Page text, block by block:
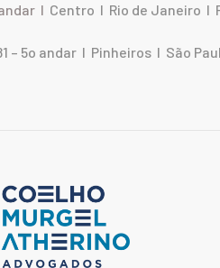
I Centro I Rio de Janeiro I
– 5o andar I Pinheiros I São